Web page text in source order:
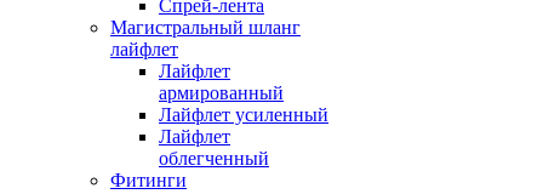
Спрей-лента
Магистральный шланг
лайфлет
Лайфлет
армированный
Лайфлет усиленный
Лайфлет
облегченный
Фитинги